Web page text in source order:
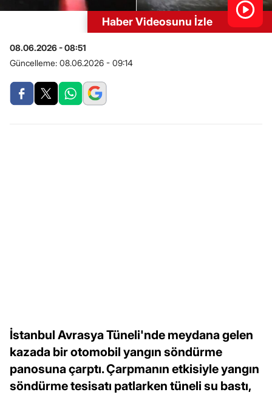
Haber Videosunu İzle
08.06.2026 - 08:51
Güncelleme: 08.06.2026 - 09:14
İstanbul Avrasya Tüneli'nde meydana gelen
kazada bir otomobil yangın söndürme
panosuna çarptı. Çarpmanın etkisiyle yangın
söndürme tesisatı patlarken tüneli su bastı,